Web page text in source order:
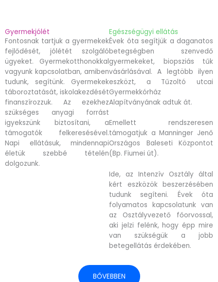
Gyermekjólét
Fontosnak tartjuk a gyermekek
fejlődését, jólétét szolgáló
ügyeket. Gyermekotthonokkal
vagyunk kapcsolatban, amiben
tudunk, segítünk. Gyermekek
táboroztatását, iskolakezdését
finanszírozzuk. Az ezekhez
szükséges anyagi forrást
igyekszünk biztosítani, a
támogatók felkeresésével.
Napi ellátásuk, mindennapi
életük szebbé tételén
dolgozunk.
Egészségügyi ellátás
Évek óta segítjük a daganatos
betegségben szenvedő
gyermekeket, biopsziás tűk
vásárlásával. A legtöbb ilyen
eszközt, a Tűzoltó utcai
Gyermekkórház
Alapítványának adtuk át.
Emellett rendszeresen
támogatjuk a Manninger Jenő
Országos Baleseti Központot
(Bp. Fiumei út).
Ide, az Intenzív Osztály által
kért eszközök beszerzésében
tudunk segíteni. Évek óta
folyamatos kapcsolatunk van
az Osztályvezető főorvossal,
aki jelzi felénk, hogy épp mire
van szükségük a jobb
betegellátás érdekében.
BŐVEBBEN